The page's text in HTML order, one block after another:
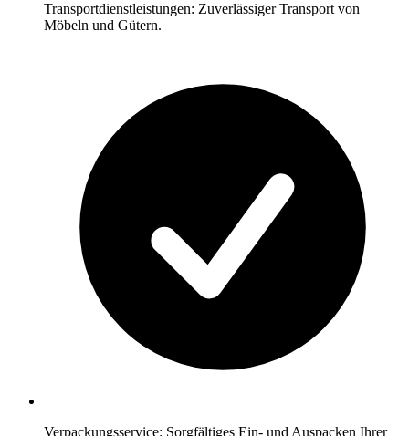
Transportdienstleistungen: Zuverlässiger Transport von
Möbeln und Gütern.
Verpackungsservice: Sorgfältiges Ein- und Auspacken Ihrer